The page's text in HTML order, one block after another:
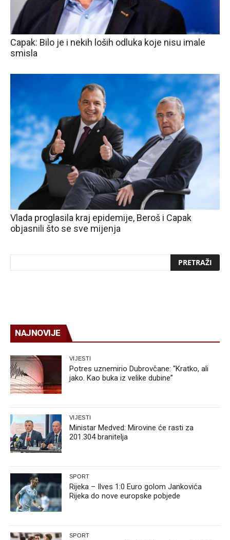
Capak: Bilo je i nekih loših odluka koje nisu imale
smisla
Vlada proglasila kraj epidemije, Beroš i Capak
objasnili što se sve mijenja
NAJNOVIJE
VIJESTI
Potres uznemirio Dubrovčane: “Kratko, ali
jako. Kao buka iz velike dubine”
VIJESTI
Ministar Medved: Mirovine će rasti za
201.304 branitelja
SPORT
Rijeka – Ilves 1:0 Euro golom Jankovića
Rijeka do nove europske pobjede
SPORT